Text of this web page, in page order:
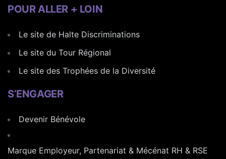
POUR ALLER + LOIN
Le site de Halte Discriminations
Le site du Tour Régional
Le site des Trophées de la Diversité
S’ENGAGER
Devenir Bénévole
Marque Employeur, Partenariat & Mécénat RH & RSE